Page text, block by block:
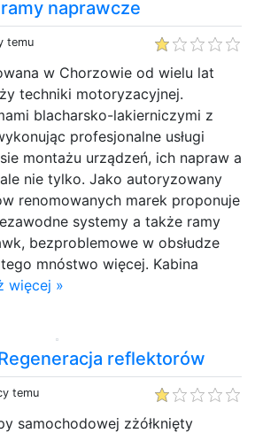
naprawcze
temu
w Chorzowie od wielu lat
techniki motoryzacyjnej.
blacharsko-lakierniczymi z
profesjonalne usługi
montażu urządzeń, ich napraw a
nie tylko. Jako autoryzowany
renomowanych marek proponuje
systemy a także ramy
bezproblemowe w obsłudze
mnóstwo więcej. Kabina
więcej »
reflektorów
temu
samochodowej zżółknięty